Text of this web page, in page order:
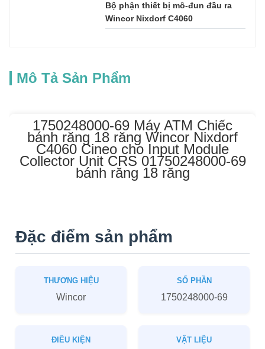
Bộ phận thiết bị mô-đun đầu ra
Wincor Nixdorf C4060
Mô Tả Sản Phẩm
1750248000-69 Máy ATM Chiếc
bánh răng 18 răng Wincor Nixdorf
C4060 Cineo cho Input Module
Collector Unit CRS 01750248000-69
bánh răng 18 răng
Đặc điểm sản phẩm
THƯƠNG HIỆU
Wincor
SỐ PHẦN
1750248000-69
ĐIỀU KIỆN VẬT LIỆU